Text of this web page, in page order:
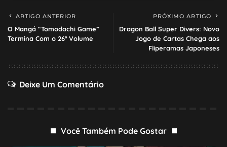
ARTIGO ANTERIOR
O Mangá “Tomodachi Game”
Termina Com o 26º Volume
PRÓXIMO ARTIGO
Dragon Ball Super Divers: Novo
Jogo de Cartas Chega aos
Fliperamas Japoneses
Deixe Um Comentário
Você Também Pode Gostar